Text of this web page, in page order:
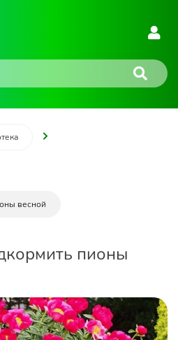
весной
пионы